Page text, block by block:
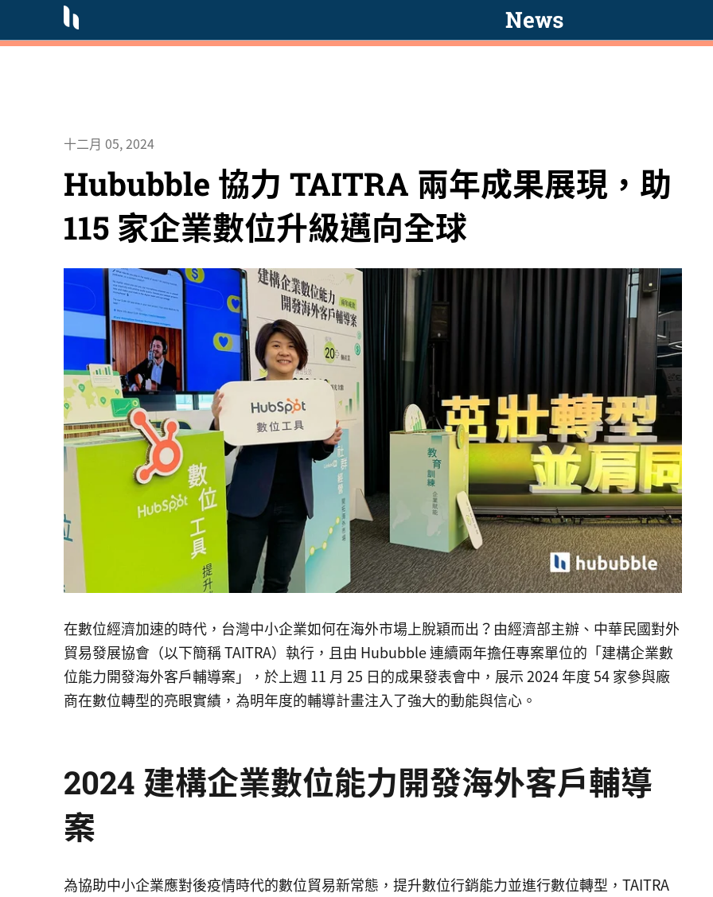
News
十二月 05, 2024
Hububble 協力 TAITRA 兩年成果展現，助
115 家企業數位升級邁向全球
在數位經濟加速的時代，台灣中小企業如何在海外市場上脫穎而出？由經濟部主辦、中華民國對外
貿易發展協會（以下簡稱 TAITRA）執行，且由 Hububble 連續兩年擔任專案單位的「建構企業數
位能力開發海外客戶輔導案」，於上週 11 月 25 日的成果發表會中，展示 2024 年度 54 家參與廠
商在數位轉型的亮眼實績，為明年度的輔導計畫注入了強大的動能與信心。
2024 建構企業數位能力開發海外客戶輔導
案
為協助中小企業應對後疫情時代的數位貿易新常態，提升數位行銷能力並進行數位轉型，TAITRA